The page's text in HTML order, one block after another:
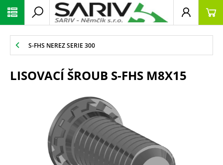
S-FHS NEREZ SERIE 300
LISOVACÍ ŠROUB S-FHS M8X15